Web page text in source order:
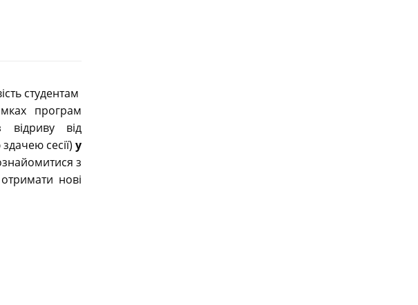
студентам
програм
відриву від
сесії) у
з
нові